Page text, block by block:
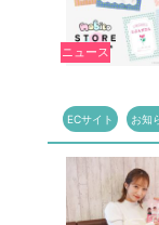
ニュース
ECサイト お知